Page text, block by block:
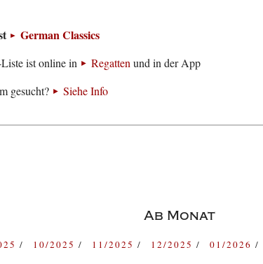
German Classics
ist online in Regattenund in der App
gesucht?
Siehe Info
Ab Monat
10/2025 11/2025 12/2025 01/2026